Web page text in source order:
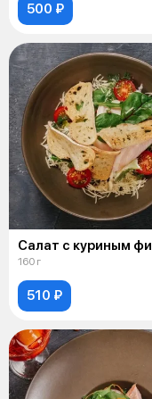
500 ₽
Салат с куриным
160 г
510 ₽